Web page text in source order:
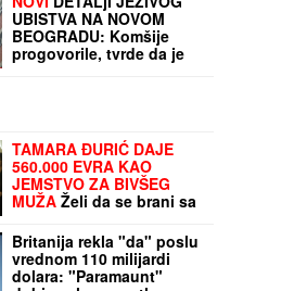
UBISTVA NA NOVOM
BEOGRADU: Komšije
progovorile, tvrde da je
TAMARA ĐURIĆ DAJE
560.000 EVRA KAO
JEMSTVO ZA BIVŠEG
MUŽA Želi da se brani sa
on to uradio za mene",
ovo su svi detalji
Britanija rekla "da" poslu
vrednom 110 milijardi
dolara: "Paramaunt"